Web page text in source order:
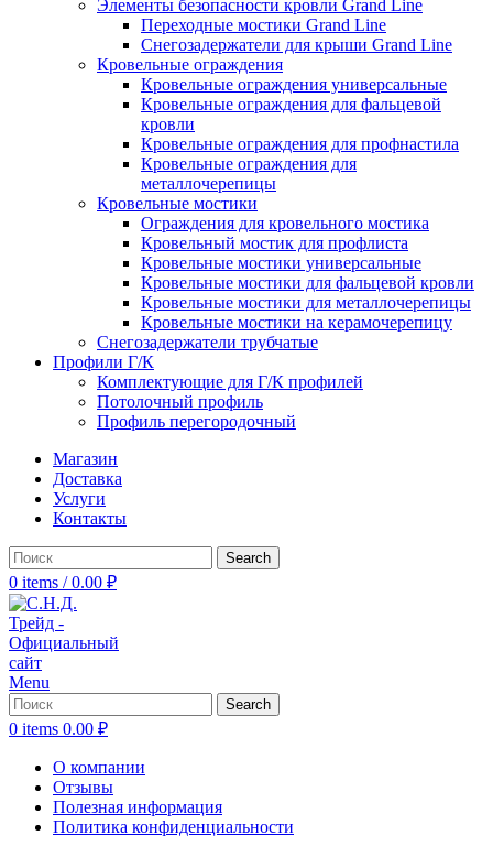
Элементы безопасности кровли Grand Line
Переходные мостики Grand Line
Снегозадержатели для крыши Grand Line
Кровельные ограждения
Кровельные ограждения универсальные
Кровельные ограждения для фальцевой
кровли
Кровельные ограждения для профнастила
Кровельные ограждения для
металлочерепицы
Кровельные мостики
Ограждения для кровельного мостика
Кровельный мостик для профлиста
Кровельные мостики универсальные
Кровельные мостики для фальцевой кровли
Кровельные мостики для металлочерепицы
Кровельные мостики на керамочерепицу
Снегозадержатели трубчатые
Профили Г/К
Комплектующие для Г/К профилей
Потолочный профиль
Профиль перегородочный
Магазин
Доставка
Услуги
Контакты
Search
0 items / 0.00 ₽
Menu
Search
0 items 0.00 ₽
О компании
Отзывы
Полезная информация
Политика конфиденциальности